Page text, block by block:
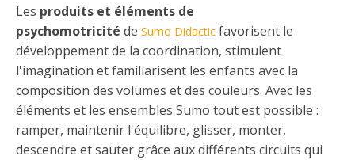
Les produits et éléments de
psychomotricité de Sumo Didactic favorisent le
développement de la coordination, stimulent
l'imagination et familiarisent les enfants avec la
composition des volumes et des couleurs. Avec les
éléments et les ensembles Sumo tout est possible :
ramper, maintenir l'équilibre, glisser, monter,
descendre et sauter grâce aux différents circuits qui